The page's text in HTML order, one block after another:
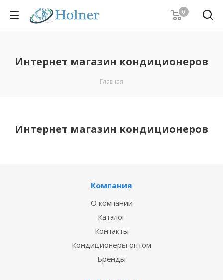
0
Интернет магазин кондиционеров
Главная
Интернет магазин кондиционеров
Компания
О компании
Каталог
Контакты
Кондиционеры оптом
Бренды